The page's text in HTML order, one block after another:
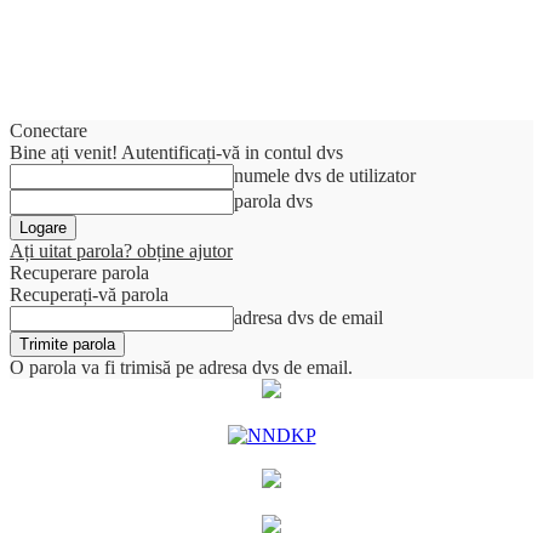
Conectare
Bine ați venit! Autentificați-vă in contul dvs
numele dvs de utilizator
parola dvs
Ați uitat parola? obține ajutor
Recuperare parola
Recuperați-vă parola
adresa dvs de email
O parola va fi trimisă pe adresa dvs de email.